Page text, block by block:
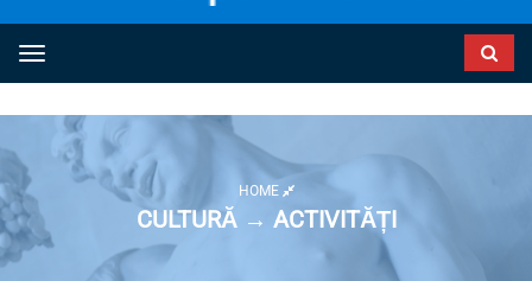
Toggle navigation
HOME
CULTURĂ → ACTIVITĂȚI